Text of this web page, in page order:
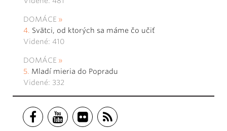
DOMÁCE
Svätci, od ktorých sa máme čo učiť
Videné: 410
DOMÁCE
Mladí mieria do Popradu
Videné: 332